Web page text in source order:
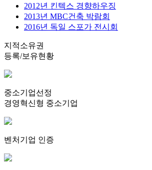
2012년 킨텍스 경향하우징
2013년 MBC건축 박람회
2016년 독일 스포가 전시회
지적소유권
등록/보유현황
중소기업선정
경영혁신형 중소기업
벤처기업 인증